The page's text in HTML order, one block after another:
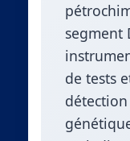
segment
de tests